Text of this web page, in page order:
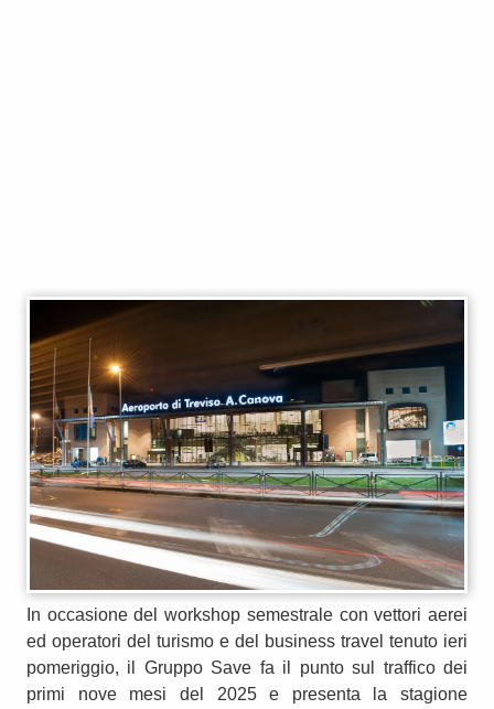
In occasione del workshop semestrale con vettori aerei
ed operatori del turismo e del business travel tenuto ieri
pomeriggio, il Gruppo Save fa il punto sul traffico dei
primi nove mesi del 2025 e presenta la stagione